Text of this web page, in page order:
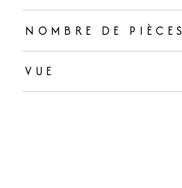
NOMBRE DE PIÈCES
VUE